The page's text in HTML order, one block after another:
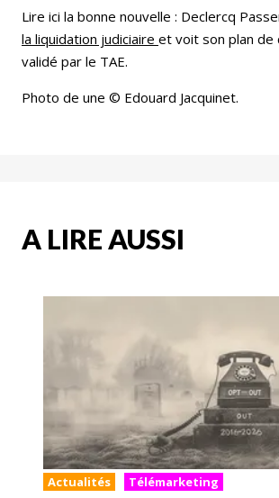
Lire ici la bonne nouvelle : Declercq
la liquidation judiciaire et voit son plan de
validé par le TAE.
Photo de une © Edouard Jacquinet.
A LIRE AUSSI
Actualités Télémarketing